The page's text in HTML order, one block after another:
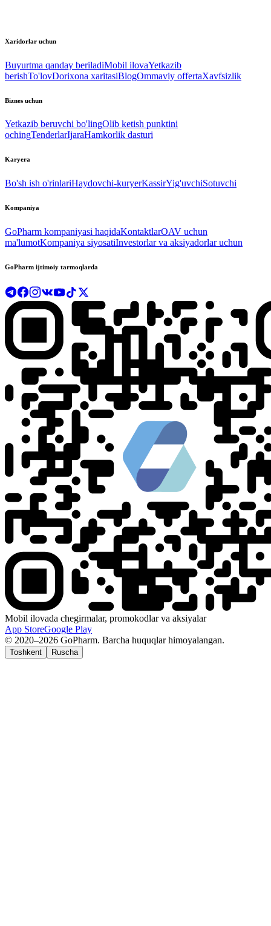
Xaridorlar uchun
Buyurtma qanday beriladiMobil ilovaYetkazib
berishTo'lovDorixona xaritasiBlogOmmaviy offertaXavfsizlik
Biznes uchun
Yetkazib beruvchi bo'lingOlib ketish punktini
ochingTenderlarIjaraHamkorlik dasturi
Karyera
Bo'sh ish o'rinlariHaydovchi-kuryerKassirYig'uvchiSotuvchi
Kompaniya
GoPharm kompaniyasi haqidaKontaktlarOAV uchun
ma'lumotKompaniya siyosatiInvestorlar va aksiyadorlar uchun
GoPharm ijtimoiy tarmoqlarda
Mobil ilovada chegirmalar, promokodlar va aksiyalar
App StoreGoogle Play
© 2020–2026 GoPharm. Barcha huquqlar himoyalangan.
Toshkent Ruscha